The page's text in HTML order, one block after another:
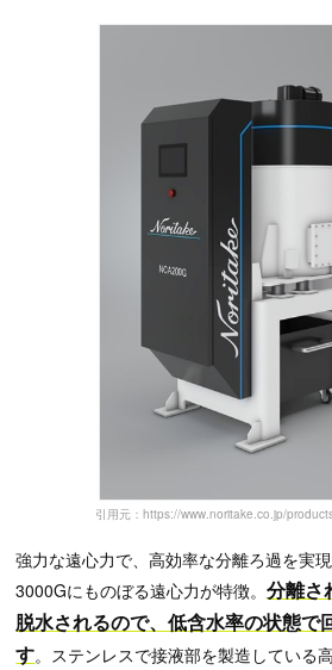
引用元：https://www.noritake.co.jp/
強力な遠心力で、高効率な分離ろ過を実
3000Gにものぼる遠心力が特徴。分離さ
脱水されるので、低含水率の状態で
す。ステンレスで接液部を製造している